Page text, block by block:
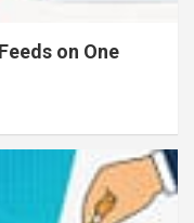
on One